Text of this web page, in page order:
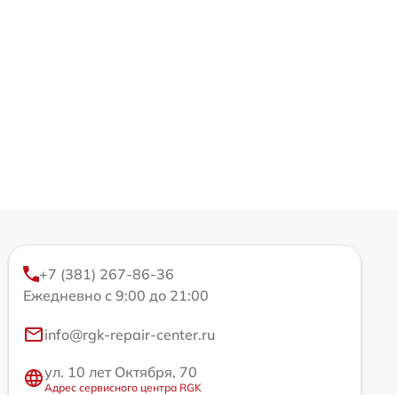
+7 (381) 267-86-36
Ежедневно с 9:00 до 21:00
info@rgk-repair-center.ru
ул. 10 лет Октября, 70
Адрес сервисного центра RGK